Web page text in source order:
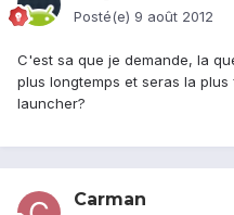
Posté(e) 9 août 2012
C'est sa que je demande, la
plus longtemps et seras la
launcher?
Carman